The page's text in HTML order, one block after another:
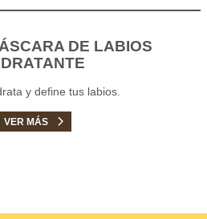
DE LABIOS
y define tus labios.
VER MÁS